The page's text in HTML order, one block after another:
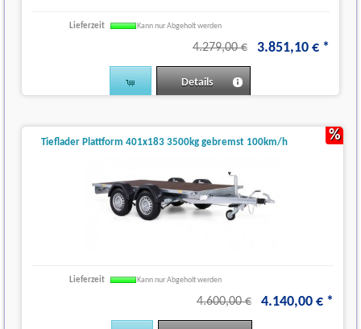
Lieferzeit Kann nur Abgeholt werden
4.279,00 € 3.851,10 € *
Details
Tieflader Plattform 401x183 3500kg gebremst 100km/h
Lieferzeit Kann nur Abgeholt werden
4.600,00 € 4.140,00 € *
%